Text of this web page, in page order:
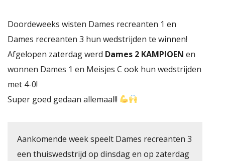
Doordeweeks wisten Dames recreanten 1 en
Dames recreanten 3 hun wedstrijden te winnen!
Afgelopen zaterdag werd Dames 2 KAMPIOEN en
wonnen Dames 1 en Meisjes C ook hun wedstrijden
met 4-0!
Super goed gedaan allemaal!!
Aankomende week speelt Dames recreanten 3
een thuiswedstrijd op dinsdag en op zaterdag